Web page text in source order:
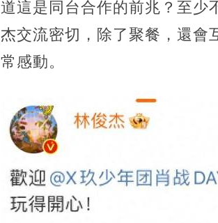
道這是同台合作的前兆？至少
杰交流密切，除了聚餐，還會
常感動。